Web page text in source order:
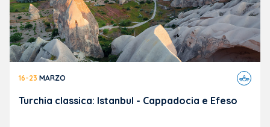
16-23 MARZO
Viaggi
in
Turchia classica: Istanbul - Cappadocia e Efeso